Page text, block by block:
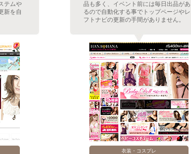
テムや
新を自
品も多く、イベント前には毎日出品があ
るので自動化する事でトップページやレ
フトナビの更新の手間がありません。
衣装・コスプレ